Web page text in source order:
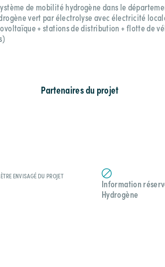
de mobilité hydrogène dans le
vert par électrolyse avec électricité
+ stations de distribution + flotte de
Partenaires du projet
ENVISAGÉ DU PROJET
Information
Hydrogène